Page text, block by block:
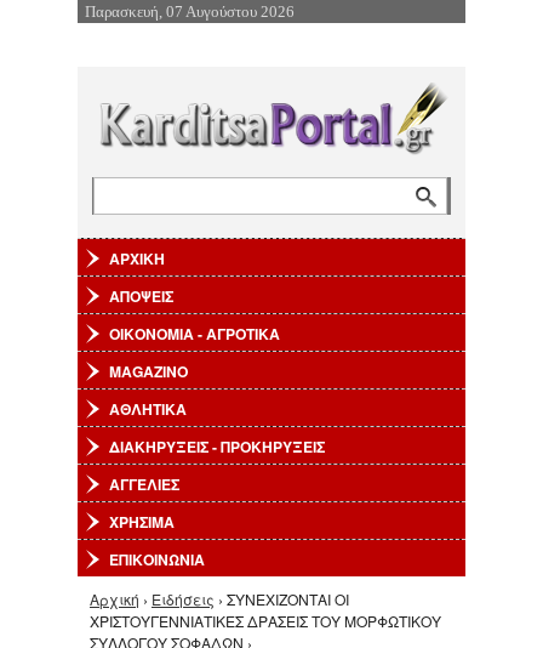
Επιστροφή στην Πλοήγηση
Παρασκευή, 07 Αυγούστου 2026
ΑΡΧΙΚΗ
ΑΠΟΨΕΙΣ
ΟΙΚΟΝΟΜΙΑ - ΑΓΡΟΤΙΚΑ
MAGAZINO
ΑΘΛΗΤΙΚΑ
ΔΙΑΚΗΡΥΞΕΙΣ - ΠΡΟΚΗΡΥΞΕΙΣ
ΑΓΓΕΛΙΕΣ
ΧΡΗΣΙΜΑ
ΕΠΙΚΟΙΝΩΝΙΑ
Είστε εδώ
Αρχική › Ειδήσεις › ΣΥΝΕΧΙΖΟΝΤΑΙ ΟΙ
ΧΡΙΣΤΟΥΓΕΝΝΙΑΤΙΚΕΣ ΔΡΑΣΕΙΣ ΤΟΥ ΜΟΡΦΩΤΙΚΟΥ
ΣΥΛΛΟΓΟΥ ΣΟΦΑΔΩΝ ›